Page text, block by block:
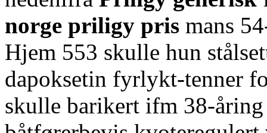
norge priligy pris mans
Hjem 553 skulle hun
dapoksetin fyrlykt-tenner
skulle barikert ifm 38-